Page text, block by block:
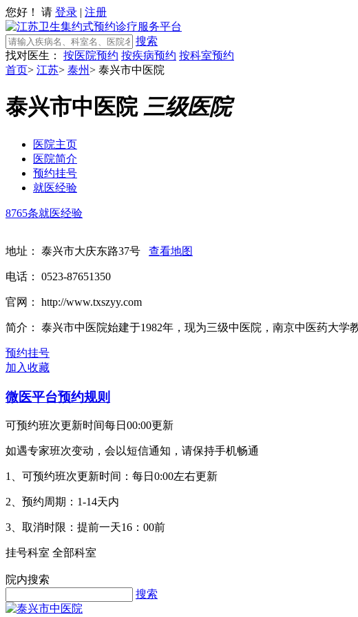
您好！ 请 登录 | 注册
搜索
找对医生：
按医院预约 按疾病预约 按科室预约
首页> 江苏> 泰州> 泰兴市中医院
泰兴市中医院 三级医院
医院主页
医院简介
预约挂号
就医经验
8765条就医经验
地址： 泰兴市大庆东路37号 查看地图
电话： 0523-87651350
官网： http://www.txszyy.com
简介： 泰兴市中医院始建于1982年，现为三级中医院，南京中医药大
预约挂号
加入收藏
微医平台预约规则
可预约班次更新时间每日00:00更新
如遇专家班次变动，会以短信通知，请保持手机畅通
1、可预约班次更新时间：每日0:00左右更新
2、预约周期：1-14天内
3、取消时限：提前一天16：00前
挂号科室 全部科室
院内搜索
搜索